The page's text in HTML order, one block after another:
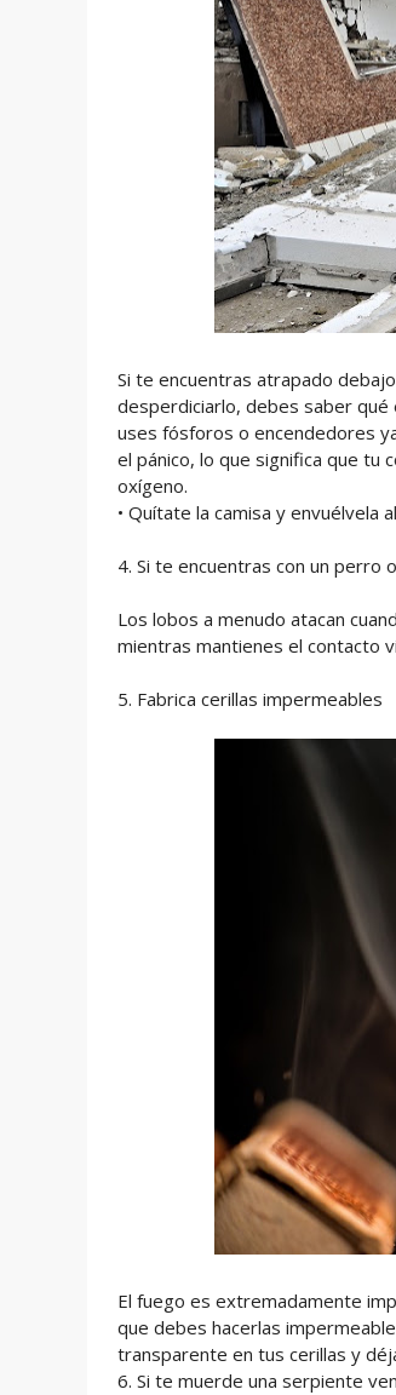
Si te encuentras atrapado
desperdiciarlo, debes saber qué
uses fósforos o encendedores
el pánico, lo que significa que tu
oxígeno.
• Quítate la camisa y
4. Si te encuentras con un perro
Los lobos a menudo atacan
mientras mantienes el contacto
5. Fabrica cerillas impermeables
El fuego es extremadamente
que debes hacerlas
transparente en tus cerillas y
6. Si te muerde una serpiente